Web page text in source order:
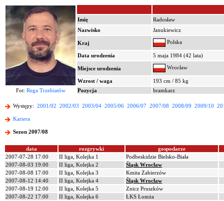
Imię
Radosław
Nazwisko
Janukiewicz
Kraj Polska
Data urodzenia 5 maja 1984 (42 lata)
Miejsce urodzenia Wrocław
Wzrost / waga
193 cm / 85 kg
Fot: Rega Trzebiatów Pozycja bramkarz
Występy: 2001/02 2002/03 2003/04 2005/06 2006/07 2007/08 2008/09 2009/10
Kariera
Sezon 2007/08
data rozgrywki
gospodarze
2007-07-28 17:00
II liga, Kolejka 1
Podbeskidzie Bielsko-Biała
2007-08-03 19:00
II liga, Kolejka 2
Śląsk Wrocław
2007-08-08 17:00
II liga, Kolejka 3
Kmita Zabierzów
2007-08-12 14:40
II liga, Kolejka 4
Śląsk Wrocław
2007-08-19 12:00
II liga, Kolejka 5
Znicz Pruszków
2007-08-22 17:00
II liga, Kolejka 6
ŁKS Łomża